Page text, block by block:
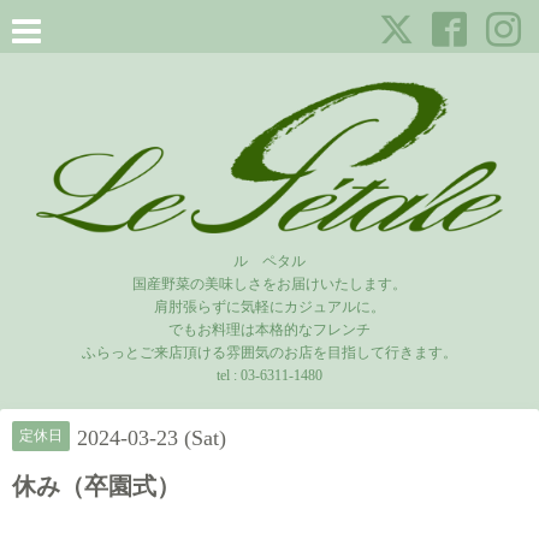
ル ペタル
国産野菜の美味しさをお届けいたします。
肩肘張らずに気軽にカジュアルに。
でもお料理は本格的なフレンチ
ふらっとご来店頂ける雰囲気のお店を目指して行きます。
tel : 03-6311-1480
定休日 2024-03-23 (Sat)
休み（卒園式）